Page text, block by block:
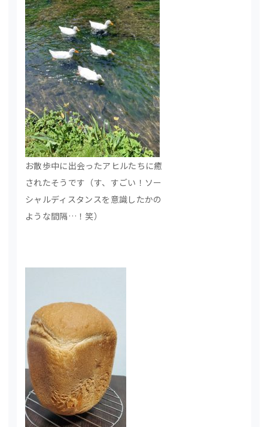
お散歩中に出会ったアヒルたちに癒
されたそうです（す、すごい！ソー
シャルディスタンスを意識したかの
ような間隔…！笑）